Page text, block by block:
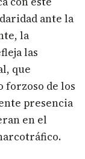
ante la
la
las
que
forzoso de los
presencia
en el